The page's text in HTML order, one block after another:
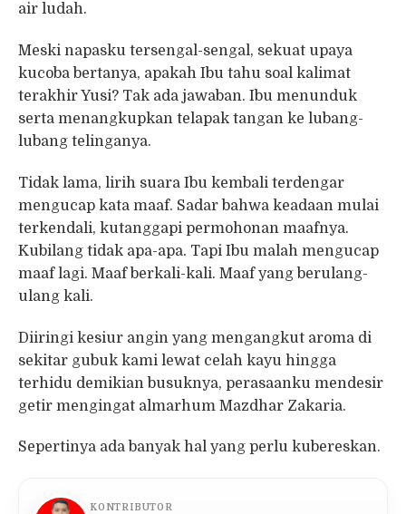
air ludah.
Meski napasku tersengal-sengal, sekuat upaya
kucoba bertanya, apakah Ibu tahu soal kalimat
terakhir Yusi? Tak ada jawaban. Ibu menunduk
serta menangkupkan telapak tangan ke lubang-
lubang telinganya.
Tidak lama, lirih suara Ibu kembali terdengar
mengucap kata maaf. Sadar bahwa keadaan mulai
terkendali, kutanggapi permohonan maafnya.
Kubilang tidak apa-apa. Tapi Ibu malah mengucap
maaf lagi. Maaf berkali-kali. Maaf yang berulang-
ulang kali.
Diiringi kesiur angin yang mengangkut aroma di
sekitar gubuk kami lewat celah kayu hingga
terhidu demikian busuknya, perasaanku mendesir
getir mengingat almarhum Mazdhar Zakaria.
Sepertinya ada banyak hal yang perlu kubereskan.
KONTRIBUTOR